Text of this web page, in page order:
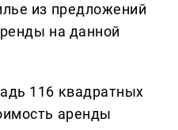
из предложений
на данной
116 квадратных
аренды